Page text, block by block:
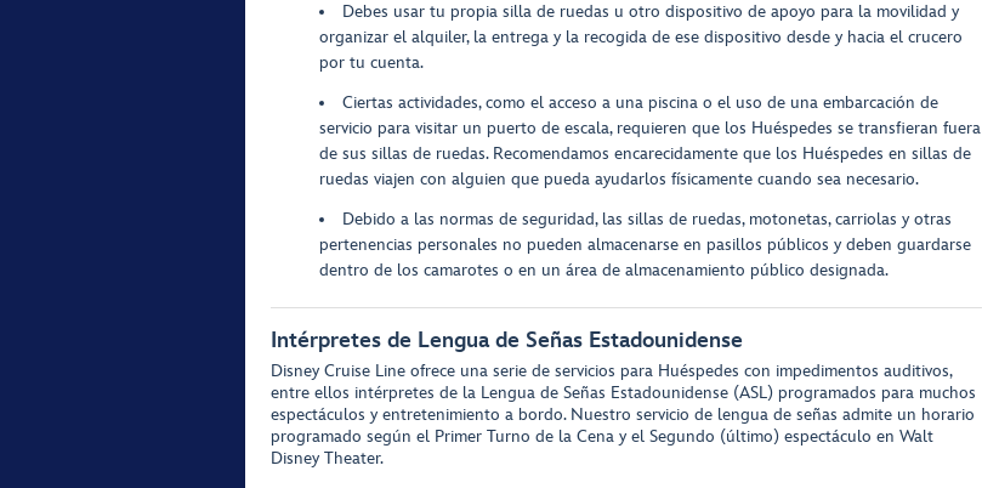
Debes usar tu propia silla de ruedas u otro dispositivo de apoyo para la movilidad y
organizar el alquiler, la entrega y la recogida de ese dispositivo desde y hacia el crucero
por tu cuenta.
Ciertas actividades, como el acceso a una piscina o el uso de una embarcación de
servicio para visitar un puerto de escala, requieren que los Huéspedes se transfieran fuera
de sus sillas de ruedas. Recomendamos encarecidamente que los Huéspedes en sillas de
ruedas viajen con alguien que pueda ayudarlos físicamente cuando sea necesario.
Debido a las normas de seguridad, las sillas de ruedas, motonetas, carriolas y otras
pertenencias personales no pueden almacenarse en pasillos públicos y deben guardarse
dentro de los camarotes o en un área de almacenamiento público designada.
Intérpretes de Lengua de Señas Estadounidense
Disney Cruise Line ofrece una serie de servicios para Huéspedes con impedimentos auditivos,
entre ellos intérpretes de la Lengua de Señas Estadounidense (ASL) programados para muchos
espectáculos y entretenimiento a bordo. Nuestro servicio de lengua de señas admite un horario
programado según el Primer Turno de la Cena y el Segundo (último) espectáculo en Walt
Disney Theater.